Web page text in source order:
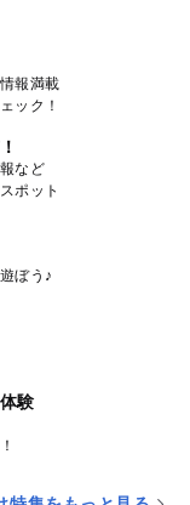
報満載
ック！
など
ポット
ぼう♪
験